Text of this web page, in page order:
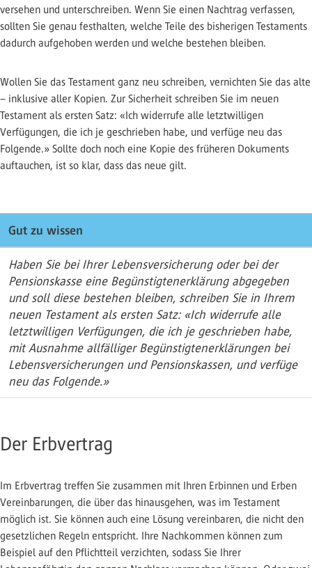
versehen und unterschreiben. Wenn Sie einen Nachtrag verfassen,
sollten Sie genau festhalten, welche Teile des bisherigen Testaments
dadurch aufgehoben werden und welche bestehen bleiben.
Wollen Sie das Testament ganz neu schreiben, vernichten Sie das alte
– inklusive aller Kopien. Zur Sicherheit schreiben Sie im neuen
Testament als ersten Satz: «Ich widerrufe alle letztwilligen
Verfügungen, die ich je geschrieben habe, und verfüge neu das
Folgende.» Sollte doch noch eine Kopie des früheren Dokuments
auftauchen, ist so klar, dass das neue gilt.
Gut zu wissen
Haben Sie bei Ihrer Lebensversicherung oder bei der
Pensionskasse eine Begünstigtenerklärung abgegeben
und soll diese bestehen bleiben, schreiben Sie in Ihrem
neuen Testament als ersten Satz: «Ich widerrufe alle
letztwilligen Verfügungen, die ich je geschrieben habe,
mit Ausnahme allfälliger Begünstigtenerklärungen bei
Lebensversicherungen und Pensionskassen, und verfüge
neu das Folgende.»
Der Erbvertrag
Im Erbvertrag treffen Sie zusammen mit Ihren Erbinnen und Erben
Vereinbarungen, die über das hinausgehen, was im Testament
möglich ist. Sie können auch eine Lösung vereinbaren, die nicht den
gesetzlichen Regeln entspricht. Ihre Nachkommen können zum
Beispiel auf den Pflichtteil verzichten, sodass Sie Ihrer